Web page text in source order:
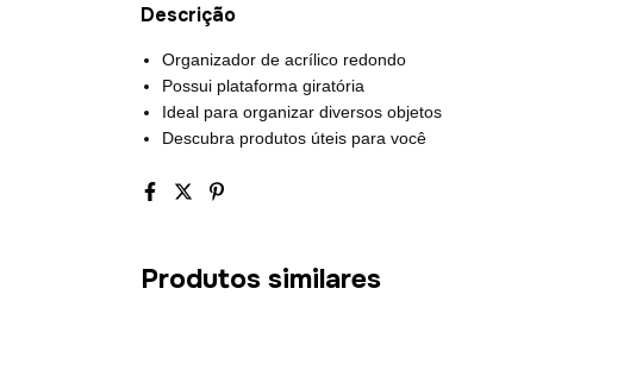
Descrição
Organizador de acrílico redondo
Possui plataforma giratória
Ideal para organizar diversos objetos
Descubra produtos úteis para você
Produtos similares